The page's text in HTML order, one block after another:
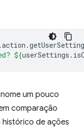
.action .
${userSettings .
um pouco
comparação
histórico de ações